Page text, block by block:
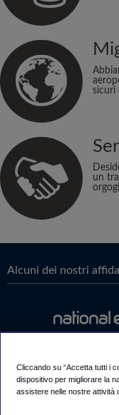
sicuri
un
Alcuni dei nostri
Cliccando su “Accetta tutti i
dispositivo per migliorare la
assistere nelle nostre attività